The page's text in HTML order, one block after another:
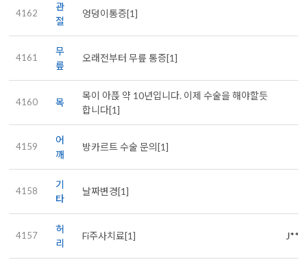
4162
관
절
엉덩이통증[1]
4161
무
릎
오래전부터 무릎 통증[1]
4160 목
목이 아픉 약 10년입니다. 이제 수술을 해야할듯
합니다[1]
4159
어
깨
방카르트 수술 문의[1]
4158
기
타
날짜변경[1]
4157
허
리
Fi주사치료[1]